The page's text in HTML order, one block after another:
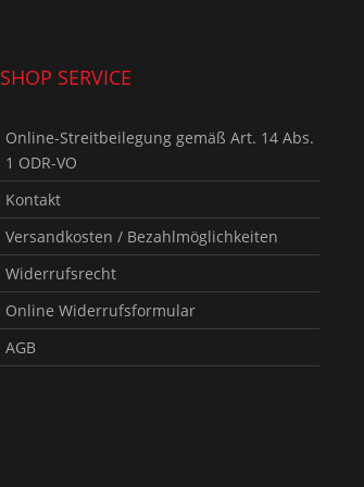
SHOP SERVICE
Online-Streitbeilegung gemäß Art. 14 Abs.
1 ODR-VO
Kontakt
Versandkosten / Bezahlmöglichkeiten
Widerrufsrecht
Online Widerrufsformular
AGB